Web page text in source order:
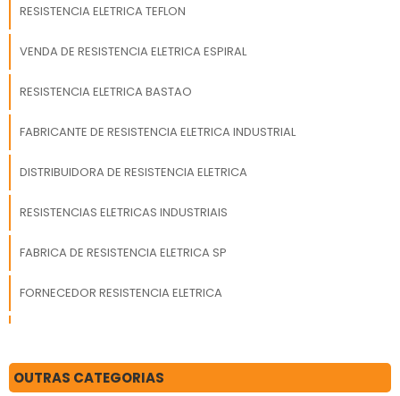
fidelização do cliente
duradouras, contando
trabalhadores de alta
esperam seu contato
EMPRESA ESPECIALISTA
Engetherm tem a
fabricação de
Líder em qualidade, a
resistências tipo
microtubulares com
RESISTENCIA ELETRICA TEFLON
VENDA DE RESISTENCIA ELETRICA ESPIRAL
RESISTENCIA ELETRICA BASTAO
FABRICANTE DE RESISTENCIA ELETRICA INDUSTRIAL
DISTRIBUIDORA DE RESISTENCIA ELETRICA
RESISTENCIAS ELETRICAS INDUSTRIAIS
FABRICA DE RESISTENCIA ELETRICA SP
FORNECEDOR RESISTENCIA ELETRICA
RESISTENCIA ESTUFA ELETRICA
OUTRAS CATEGORIAS